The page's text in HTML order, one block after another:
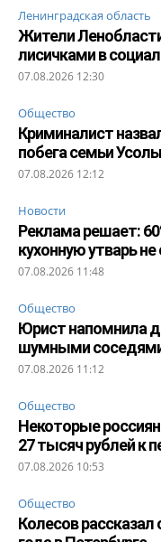
Ленинградская область
Жители
лисичками в
07.08.2026 12:30
Общество
Криминалист
побега семьи
07.08.2026 12:12
Новости
Реклама решает:
кухонную утварь не
07.08.2026 11:48
Общество
Юрист напомнила
шумными
07.08.2026 11:12
Общество
Некоторые
27 тысяч рублей к
07.08.2026 10:53
Общество
Колесов